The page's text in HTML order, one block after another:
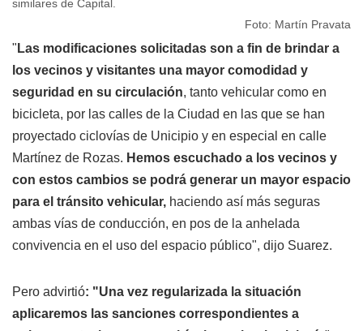
similares de Capital.
Foto: Martín Pravata
" Las modificaciones solicitadas son a fin de brindar a
los vecinos y visitantes una mayor comodidad y
seguridad en su circulación, tanto vehicular como en
bicicleta, por las calles de la Ciudad en las que se han
proyectado ciclovías de Unicipio y en especial en calle
Martínez de Rozas. Hemos escuchado a los vecinos y
con estos cambios se podrá generar un mayor espacio
para el tránsito vehicular, haciendo así más seguras
ambas vías de conducción, en pos de la anhelada
convivencia en el uso del espacio público", dijo Suarez.
Pero advirtió: "Una vez regularizada la situación
aplicaremos las sanciones correspondientes a